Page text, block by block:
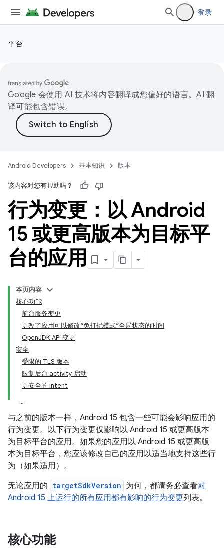
登录
平台
Google 会使用 AI 技术将内容翻译成您偏好的语言。AI 翻
译可能包含错误。
Android Developers 基本知识 版本
该内容对您有帮助吗？
行为变更：以 Android
15 或更高版本为目标平
台的应用
本页内容
核心功能
前台服务变更
更改了应用可以修改“免打扰模式”全局状态的时间
OpenJDK API 变更
安全
受限的 TLS 版本
限制后台 activity 启动
更安全的 intent
与之前的版本一样，Android 15 包含一些可能会影响应用的
行为变更。以下行为变更仅影响以 Android 15 或更高版本
为目标平台的应用。如果您的应用以 Android 15 或更高版
本为目标平台，您应该修改自己的应用以适当地支持这些行
为（如果适用）。
无论应用的 targetSdkVersion 为何，都请务必查看对
Android 15 上运行的所有应用都有影响的行为变更列表。
核心功能